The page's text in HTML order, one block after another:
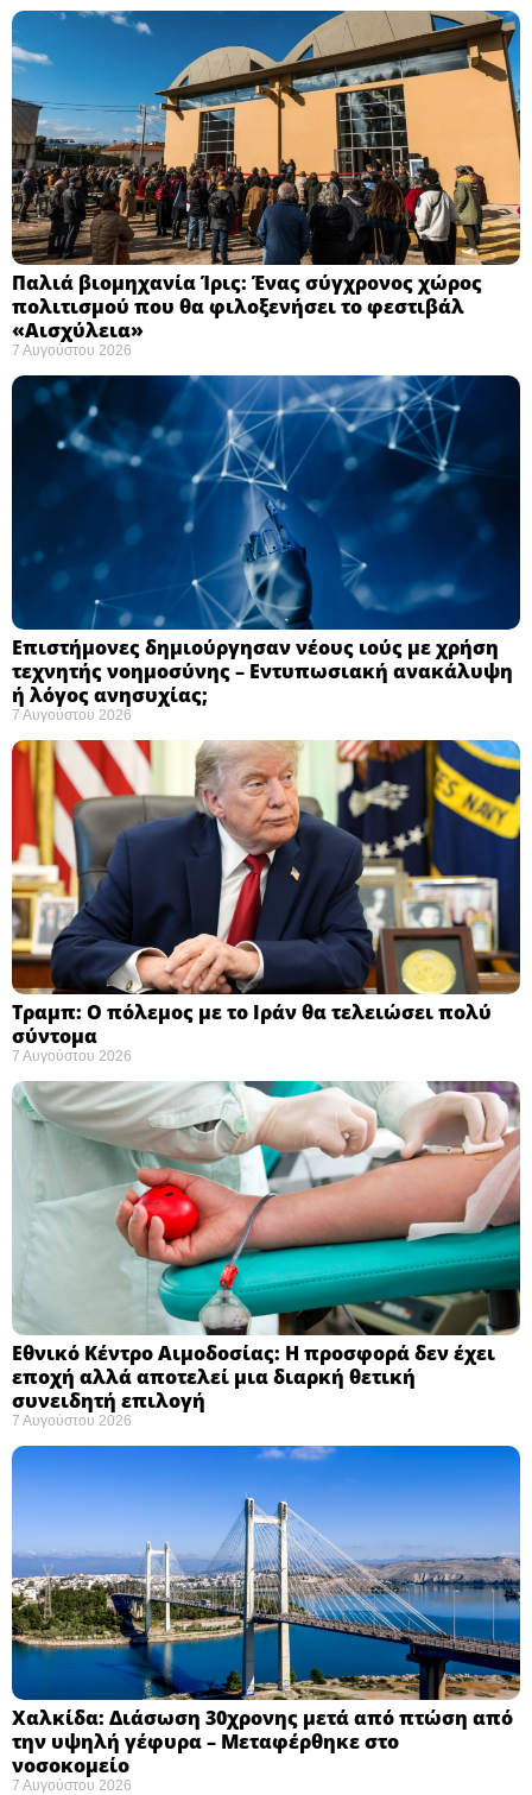
Παλιά βιομηχανία Ίρις: Ένας σύγχρονος χώρος
πολιτισμού που θα φιλοξενήσει το φεστιβάλ
«Αισχύλεια» ​
7 Αυγούστου 2026
Επιστήμονες δημιούργησαν νέους ιούς με χρήση
τεχνητής νοημοσύνης – Εντυπωσιακή ανακάλυψη
ή λόγος ανησυχίας; ​
7 Αυγούστου 2026
Τραμπ: Ο πόλεμος με το Ιράν θα τελειώσει πολύ
σύντομα ​
7 Αυγούστου 2026
Εθνικό Κέντρο Αιμοδοσίας: H προσφορά δεν έχει
εποχή αλλά αποτελεί μια διαρκή θετική
συνειδητή επιλογή ​
7 Αυγούστου 2026
Χαλκίδα: Διάσωση 30χρονης μετά από πτώση από
την υψηλή γέφυρα – Μεταφέρθηκε στο
νοσοκομείο ​
7 Αυγούστου 2026